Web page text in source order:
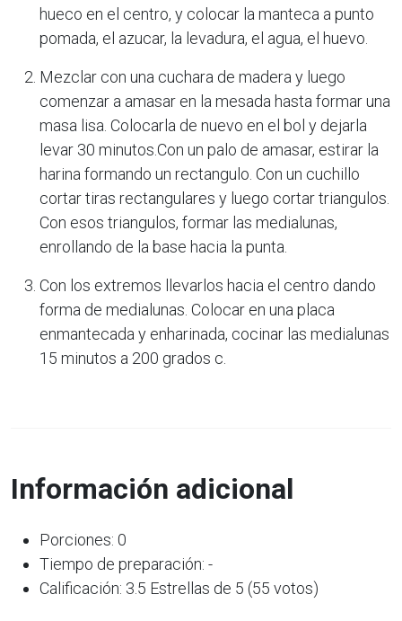
hueco en el centro, y colocar la manteca a punto
pomada, el azucar, la levadura, el agua, el huevo.
Mezclar con una cuchara de madera y luego
comenzar a amasar en la mesada hasta formar una
masa lisa. Colocarla de nuevo en el bol y dejarla
levar 30 minutos.Con un palo de amasar, estirar la
harina formando un rectangulo. Con un cuchillo
cortar tiras rectangulares y luego cortar triangulos.
Con esos triangulos, formar las medialunas,
enrollando de la base hacia la punta.
Con los extremos llevarlos hacia el centro dando
forma de medialunas. Colocar en una placa
enmantecada y enharinada, cocinar las medialunas
15 minutos a 200 grados c.
Información adicional
Porciones: 0
Tiempo de preparación: -
Calificación: 3.5 Estrellas de 5 (55 votos)